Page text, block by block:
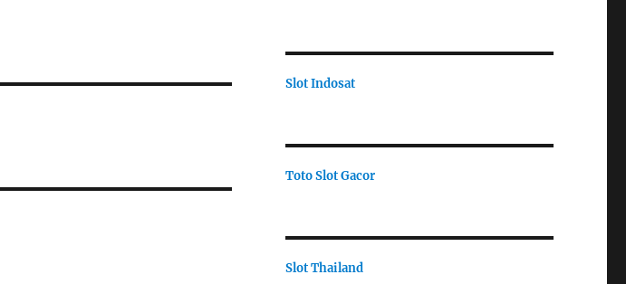
Slot Indosat
Toto Slot Gacor
Slot Thailand